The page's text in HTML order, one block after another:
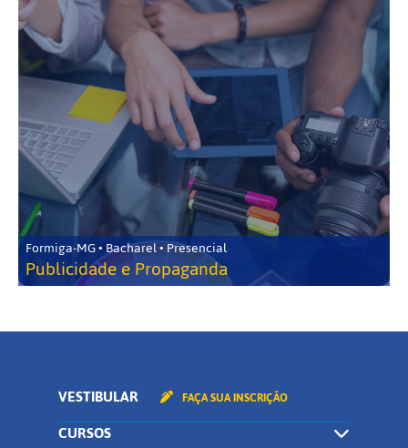
Formiga-MG • Bacharel • Presencial
Publicidade e Propaganda
VESTIBULAR FAÇA SUA INSCRIÇÃO
CURSOS